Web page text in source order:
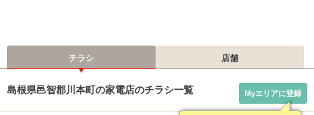
チラシ 店舗
島根県邑智郡川本町の家電店のチラシ一覧 Myエリアに登録